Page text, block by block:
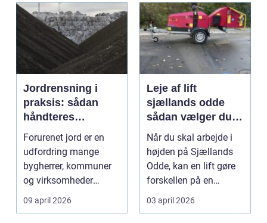
Jordrensning i
praksis: sådan
håndteres
forurenet jord
ansvarligt
Forurenet jord er en
udfordring mange
bygherrer, kommuner
og virksomheder
møder, når gamle
industrig...
09 april 2026
Leje af lift
sjællands odde
sådan vælger du
den rigtige løsning
Når du skal arbejde i
højden på Sjællands
Odde, kan en lift gøre
forskellen på en
besværlig og en ov...
03 april 2026